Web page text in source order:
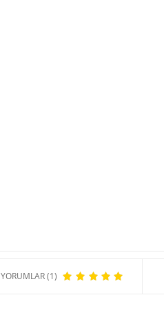
YORUMLAR (1)